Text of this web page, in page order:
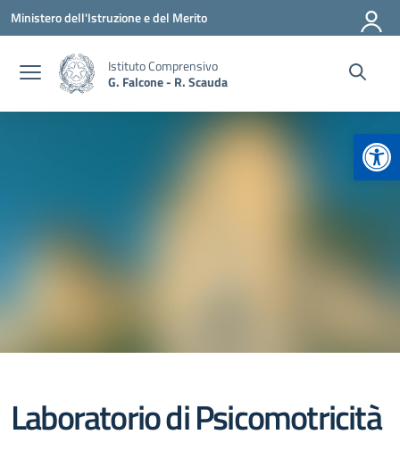
Vai ai contenuti
Vai al menu di navigazione
Vai al footer
Ministero dell'Istruzione e del Merito
Istituto Comprensivo
G. Falcone - R. Scauda
Laboratorio di Psicomotricità